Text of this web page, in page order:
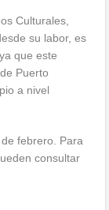
Culturales,
su labor, es
que este
Puerto
a nivel
febrero. Para
consultar